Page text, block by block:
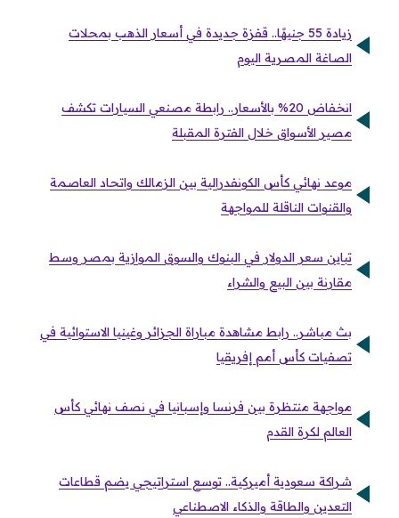
زيادة 55 جنيهًا.. قفزة جديدة في أسعار الذهب بمحلات
الصاغة المصرية اليوم
انخفاض 20% بالأسعار.. رابطة مصنعي السيارات تكشف
مصير الأسواق خلال الفترة المقبلة
موعد نهائي كأس الكونفدرالية بين الزمالك واتحاد العاصمة
والقنوات الناقلة للمواجهة
تباين سعر الدولار في البنوك والسوق الموازية بمصر وسط
مقارنة بين البيع والشراء
بث مباشر.. رابط مشاهدة مباراة الجزائر وغينيا الاستوائية في
تصفيات كأس أمم إفريقيا
مواجهة منتظرة بين فرنسا وإسبانيا في نصف نهائي كأس
العالم لكرة القدم
شراكة سعودية أميركية.. توسع استراتيجي يضم قطاعات
التعدين والطاقة والذكاء الاصطناعي